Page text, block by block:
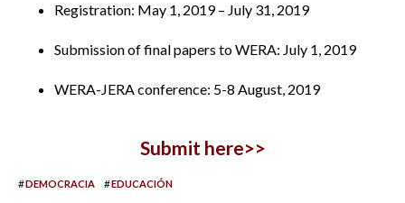
Registration: May 1, 2019 – July 31, 2019
Submission of final papers to WERA: July 1, 2019
WERA-JERA conference: 5-8 August, 2019
Submit here>>
#DEMOCRACIA #EDUCACIÓN